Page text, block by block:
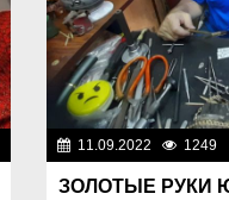
11.09.2022 1249
ЗОЛОТЫЕ РУКИ